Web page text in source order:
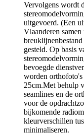
Vervolgens wordt
uitgevoerd. (Een
Vlaanderen samen
gesteld. Op basis
bevoegde
worden orthofoto's
25cm.Met behulp
seamlines en de
voor de
bijkomende
kleurverschillen
minimaliseren.